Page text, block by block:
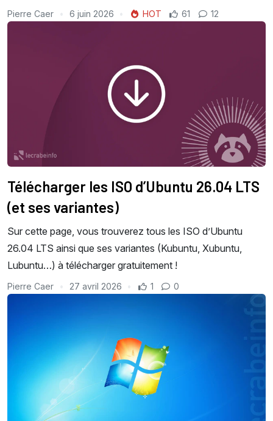
Pierre Caer 6 juin 2026 HOT 61 12
Télécharger les ISO d’Ubuntu 26.04 LTS
(et ses variantes)
Sur cette page, vous trouverez tous les ISO d’Ubuntu
26.04 LTS ainsi que ses variantes (Kubuntu, Xubuntu,
Lubuntu…) à télécharger gratuitement !
Pierre Caer 27 avril 2026 1 0